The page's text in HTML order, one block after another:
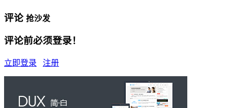
评论 抢沙发
评论前必须登录！
立即登录 注册